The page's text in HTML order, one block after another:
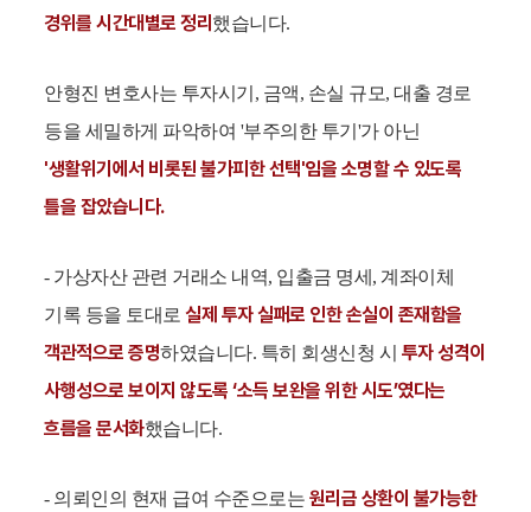
경위를 시간대별로 정리 했습니다.
안형진 변호사는 투자시기, 금액, 손실 규모, 대출 경로
등을 세밀하게 파악하여 '부주의한 투기'가 아닌
'생활위기에서 비롯된 불가피한 선택'임을 소명할 수 있도록
틀을 잡았습니다.
- 가상자산 관련 거래소 내역, 입출금 명세, 계좌이체
기록 등을 토대로 실제 투자 실패로 인한 손실이 존재함을
객관적으로 증명하였습니다. 특히 회생신청 시 투자 성격이
사행성으로 보이지 않도록 ‘소득 보완을 위한 시도’였다는
흐름을 문서화했습니다.
- 의뢰인의 현재 급여 수준으로는 원리금 상환이 불가능한